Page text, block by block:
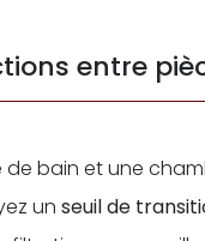
entre
de bain et une
un seuil de